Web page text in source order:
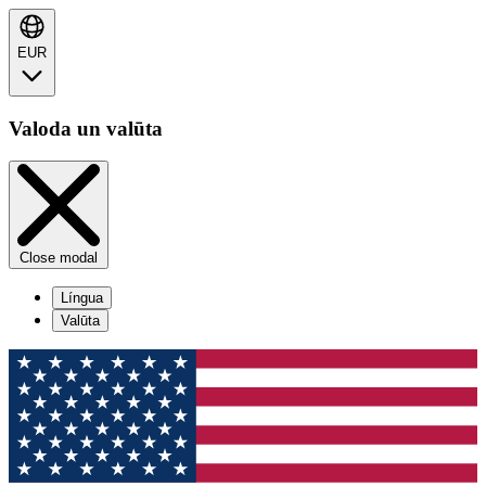
EUR
Valoda un valūta
Close modal
Língua
Valūta